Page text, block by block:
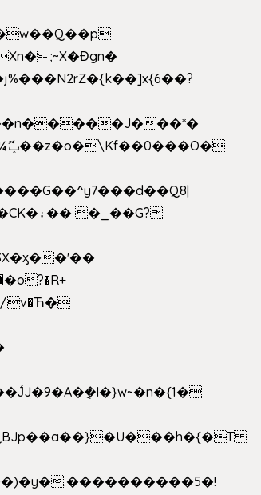
�3L�$��e��w߼���?��i��������D|��IY�������͛����o�]�����c_��ģ��/o��.�K�X����t�x/w'��D�?t�.��w�'�1W¼ݕޮ��z�o�\Kf��0���O�
v�Ћ�